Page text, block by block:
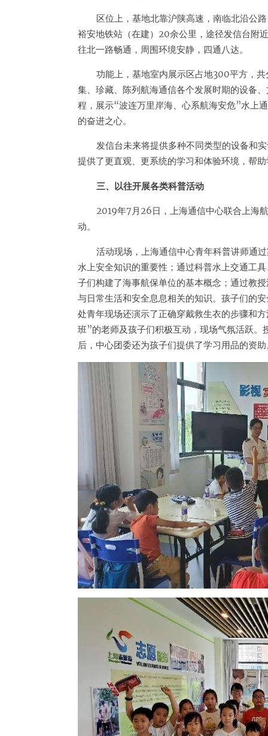
区位上，基地北靠沪陕高速，南临北沿公
裕安地铁站（在建）20余公里，途径发信台附
往北一路畅通，周围环境安静，四通八达。
功能上，基地室内展示区占地300平方，
集、珍藏、陈列航海通信各个发展时期的设备
程，展示“波连万里岸海、心系航海安危”水上
的奋进之心。
发信台未来将提供多种不同类型的设备和
提供了更直观、更系统的学习和体验环境，帮
三、以往开展各类科普活动
2019年7月26日，上海通信中心联合上海
动。
活动现场，上海通信中心青年科普讲师通
水上安全知识的重要性；通过科普水上交通工
子们构建了海事航保单位的基本概念；通过教
与日常生活和安全息息相关的知识。孩子们的
处青年现场还演示了正确穿戴救生衣的步骤和
班”的老师及孩子们积极互动，现场气氛活跃
后，中心团委还为孩子们提供了学习用品的资